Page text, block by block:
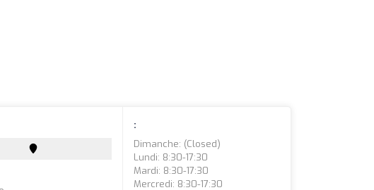
:
Dimanche: (closed)
Lundi: 8:30-17:30
Mardi: 8:30-17:30
Mercredi: 8:30-17:30